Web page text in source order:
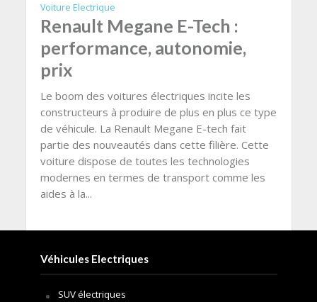
Voiture Electrique
Renault Megane E-Tech :
performance, autonomie,
prix
Le boom des voitures électriques incite les
constructeurs à produire de plus en plus ce type
de véhicule. La Renault Megane E-tech fait
partie des nouveautés dans cette filière. Cette
voiture dispose de toutes les technologies
modernes en termes de transport comme les
aides à la...
Véhicules Electriques
SUV électriques